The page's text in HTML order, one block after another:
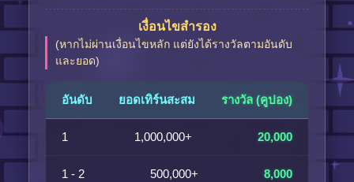
เงื่อนไขสำรอง
(หากไม่ผ่านเงื่อนไขหลัก แต่ยังได้รางวัลตามอันดับ
และยอด)
อันดับ ยอดเทิร์นสะสม รางวัล (คูปอง)
1 1,000,000+ 20,000
1 - 2 500,000+ 8,000